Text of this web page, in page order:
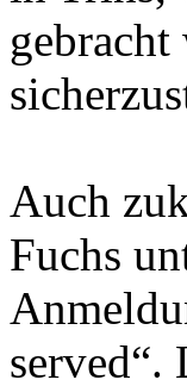
Auch
Fuchs
served“.